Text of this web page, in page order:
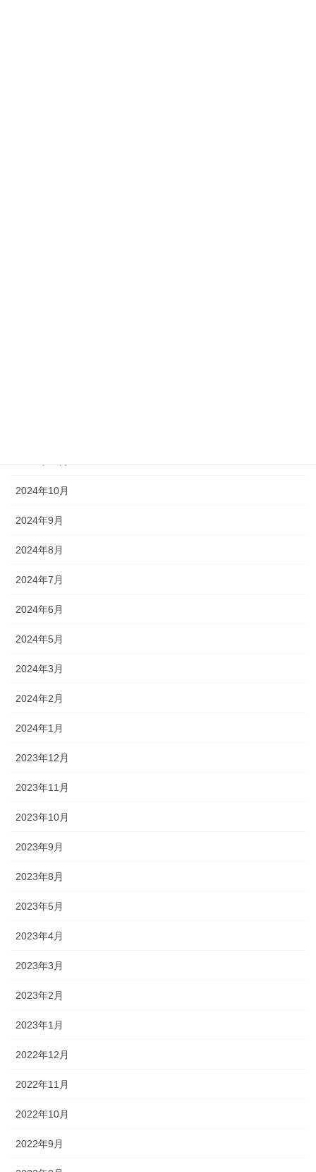
2024年10月
2024年9月
2024年8月
2024年7月
2024年6月
2024年5月
2024年3月
2024年2月
2024年1月
2023年12月
2023年11月
2023年10月
2023年9月
2023年8月
2023年5月
2023年4月
2023年3月
2023年2月
2023年1月
2022年12月
2022年11月
2022年10月
2022年9月